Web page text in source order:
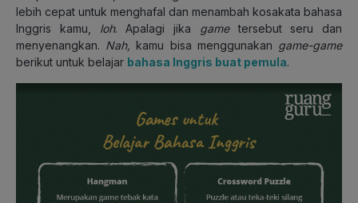
lebih cepat untuk menghafal dan menambah kosakata bahasa
Inggris kamu, loh. Apalagi jika gametersebut seru dan
menyenangkan. Nah, kamu bisa menggunakan game-game
berikut untuk belajar bahasa Inggris buat pemula.